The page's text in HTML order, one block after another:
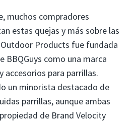
muchos compradores
estas quejas y más sobre las
Products fue fundada
BBQGuys como una marca
accesorios para parrillas.
un minorista destacado de
parrillas, aunque ambas
de Brand Velocity